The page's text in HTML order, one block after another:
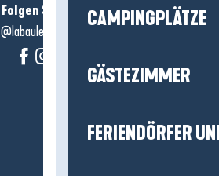
CAMPINGPLÄTZE
GÄSTEZIMMER
FERIENDÖRFER
Folgen Sie uns!
@labauleguérande